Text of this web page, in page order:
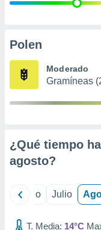
e
publicidad
Polen
Moderado
Gramíneas
¿Qué tiempo
agosto?
Junio Julio
T. Media: 14°C